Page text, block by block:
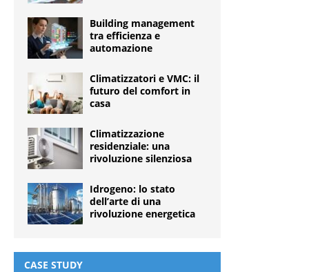
Building management
tra efficienza e
automazione
Climatizzatori e VMC: il
futuro del comfort in
casa
Climatizzazione
residenziale: una
rivoluzione silenziosa
Idrogeno: lo stato
dell’arte di una
rivoluzione energetica
CASE STUDY